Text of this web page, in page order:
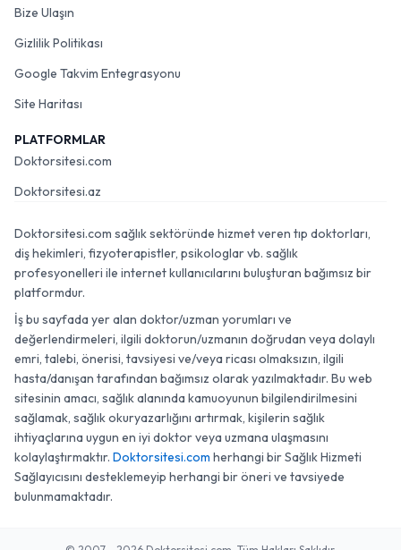
Bize Ulaşın
Gizlilik Politikası
Google Takvim Entegrasyonu
Site Haritası
PLATFORMLAR
Doktorsitesi.com
Doktorsitesi.az
Doktorsitesi.com sağlık sektöründe hizmet veren tıp doktorları,
diş hekimleri, fizyoterapistler, psikologlar vb. sağlık
profesyonelleri ile internet kullanıcılarını buluşturan bağımsız bir
platformdur.
İş bu sayfada yer alan doktor/uzman yorumları ve
değerlendirmeleri, ilgili doktorun/uzmanın doğrudan veya dolaylı
emri, talebi, önerisi, tavsiyesi ve/veya ricası olmaksızın, ilgili
hasta/danışan tarafından bağımsız olarak yazılmaktadır. Bu web
sitesinin amacı, sağlık alanında kamuoyunun bilgilendirilmesini
sağlamak, sağlık okuryazarlığını artırmak, kişilerin sağlık
ihtiyaçlarına uygun en iyi doktor veya uzmana ulaşmasını
kolaylaştırmaktır. Doktorsitesi.com herhangi bir Sağlık Hizmeti
Sağlayıcısını desteklemeyip herhangi bir öneri ve tavsiyede
bulunmamaktadır.